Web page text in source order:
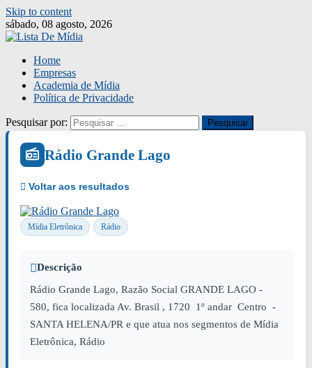
Skip to content
sábado, 08 agosto, 2026
Home
Empresas
Academia de Mídia
Política de Privacidade
Pesquisar por:
Rádio Grande Lago
Mídia Eletrônica Rádio
Descrição
Rádio Grande Lago, Razão Social GRANDE LAGO -
580, fica localizada Av. Brasil , 1720 1º andar Centro -
SANTA HELENA/PR e que atua nos segmentos de Mídia
Eletrônica, Rádio